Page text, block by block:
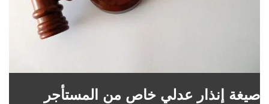
صيغة إنذار عدلي خاص من المستأجر